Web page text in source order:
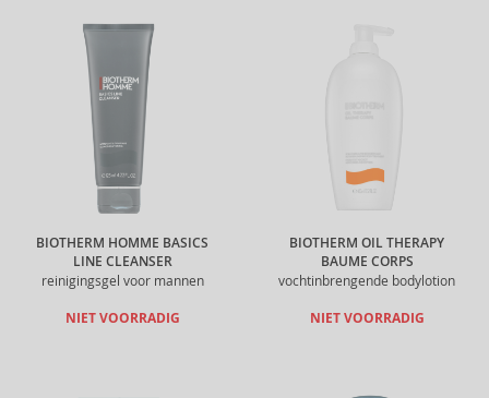
BIOTHERM HOMME BASICS
LINE CLEANSER
reinigingsgel voor mannen
NIET VOORRADIG
BIOTHERM OIL THERAPY
BAUME CORPS
vochtinbrengende bodylotion
NIET VOORRADIG